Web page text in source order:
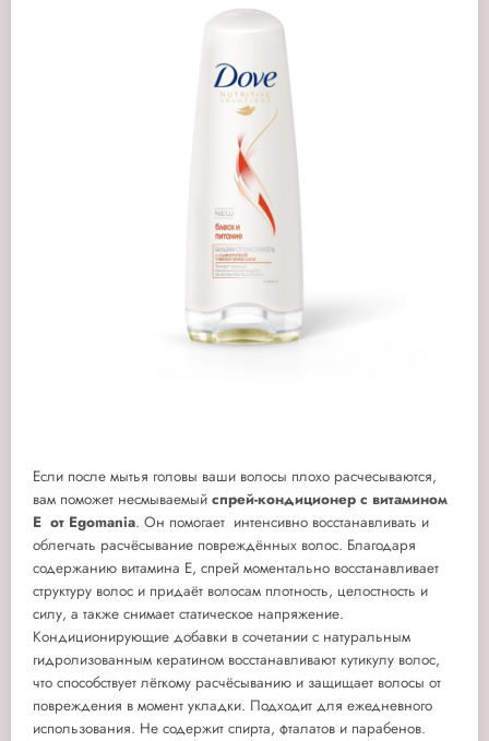
Если после мытья головы ваши волосы плохо расчесываются,
вам поможет несмываемый спрей-кондиционер с витамином
E от Egomania. Он помогает интенсивно восстанавливать и
облегчать расчёсывание повреждённых волос. Благодаря
содержанию витамина Е, спрей моментально восстанавливает
структуру волос и придаёт волосам плотность, целостность и
силу, а также снимает статическое напряжение.
Кондиционирующие добавки в сочетании с натуральным
гидролизованным кератином восстанавливают кутикулу волос,
что способствует лёгкому расчёсыванию и защищает волосы от
повреждения в момент укладки. Подходит для ежедневного
использования. Не содержит спирта, фталатов и парабенов.